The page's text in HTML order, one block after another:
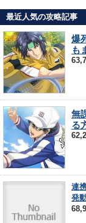
最近人気の攻略記事
爆
も
無
る
連
発